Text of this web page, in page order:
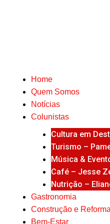
Home
Quem Somos
Notícias
Colunistas
Cultura em
Turismo –
Música &
Café – Jesse
Nutrição –
Gastronomia
Construção e Reforma
Bem-Estar